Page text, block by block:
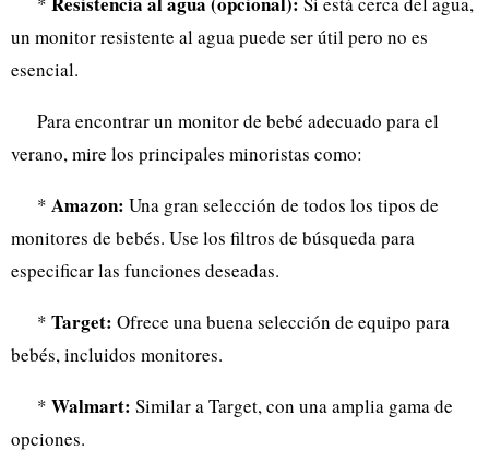
un monitor resistente al agua puede ser útil pero no es
esencial.
Para encontrar un monitor de bebé adecuado para el
verano, mire los principales minoristas como:
* Amazon: Una gran selección de todos los tipos de
monitores de bebés. Use los filtros de búsqueda para
especificar las funciones deseadas.
* Target: Ofrece una buena selección de equipo para
bebés, incluidos monitores.
* Walmart: Similar a Target, con una amplia gama de
opciones.